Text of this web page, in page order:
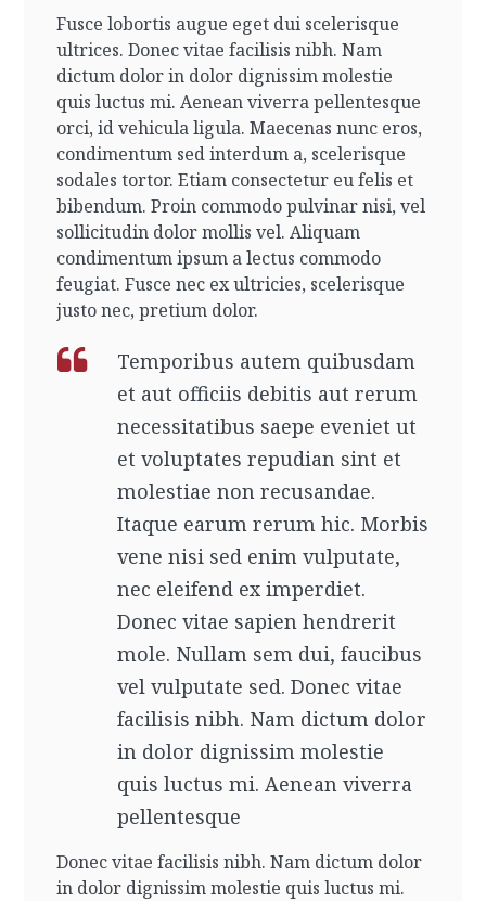
Fusce lobortis augue eget dui scelerisque
ultrices. Donec vitae facilisis nibh. Nam
dictum dolor in dolor dignissim molestie
quis luctus mi. Aenean viverra pellentesque
orci, id vehicula ligula. Maecenas nunc eros,
condimentum sed interdum a, scelerisque
sodales tortor. Etiam consectetur eu felis et
bibendum. Proin commodo pulvinar nisi, vel
sollicitudin dolor mollis vel. Aliquam
condimentum ipsum a lectus commodo
feugiat. Fusce nec ex ultricies, scelerisque
justo nec, pretium dolor.
Temporibus autem quibusdam
et aut officiis debitis aut rerum
necessitatibus saepe eveniet ut
et voluptates repudian sint et
molestiae non recusandae.
Itaque earum rerum hic. Morbis
vene nisi sed enim vulputate,
nec eleifend ex imperdiet.
Donec vitae sapien hendrerit
mole. Nullam sem dui, faucibus
vel vulputate sed. Donec vitae
facilisis nibh. Nam dictum dolor
in dolor dignissim molestie
quis luctus mi. Aenean viverra
pellentesque
Donec vitae facilisis nibh. Nam dictum dolor
in dolor dignissim molestie quis luctus mi.